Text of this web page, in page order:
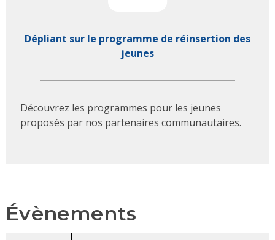
Dépliant sur le programme de réinsertion des
jeunes
Découvrez les programmes pour les jeunes
proposés par nos partenaires communautaires.
Évènements